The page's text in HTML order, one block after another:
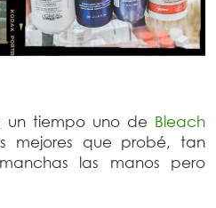
un tiempo uno de Bleach
mejores que probé, tan
las manos pero